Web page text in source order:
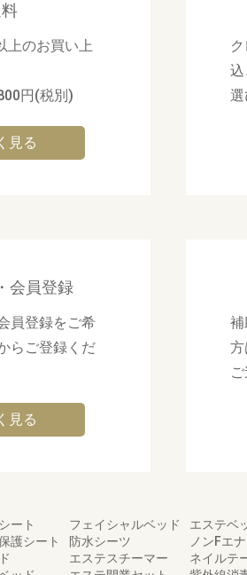
上のお買い上
円(税別)
見る
選
会員登録
員登録をご希
らご登録くだ
見る
方
ート
護シート
フェイシャルベッド
防水シーツ
エステスチーマー
エステベ
ノンFエ
ネイルテ